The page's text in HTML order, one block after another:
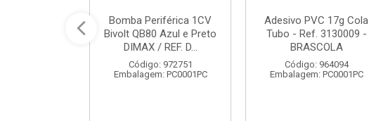
Bomba Periférica 1CV
Bivolt QB80 Azul e Preto
DIMAX / REF. D...
Código: 972751
Embalagem: PC0001PC
Adesivo PVC 17g Cola
Tubo - Ref. 3130009 -
BRASCOLA
Código: 964094
Embalagem: PC0001PC